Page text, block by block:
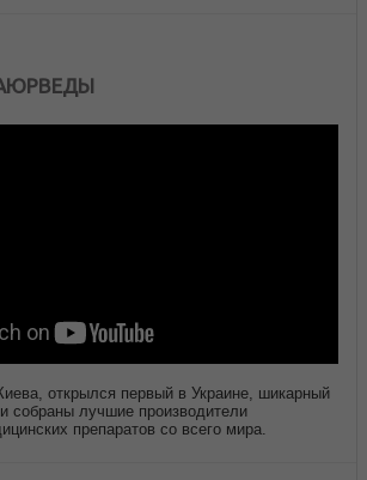
открылся первый в Украине, шикарный
собраны лучшие производители
препаратов со всего мира.